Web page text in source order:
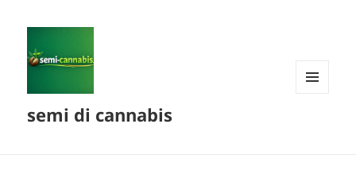
semi di cannabis